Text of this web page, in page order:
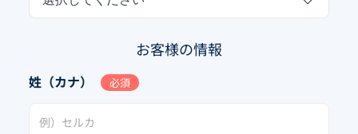
お客様の情報
姓（カナ） 必須